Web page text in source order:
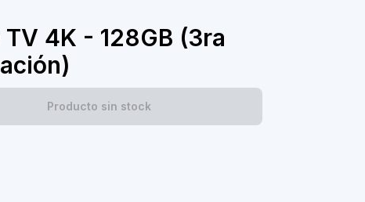
4K - 128GB (3ra
Producto sin stock